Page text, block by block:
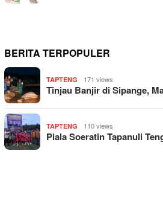
BERITA TERPOPULER
TAPTENG 171 views
Tinjau Banjir di Sipange,
TAPTENG 110 views
Piala Soeratin Tapanuli